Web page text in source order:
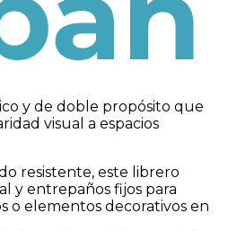
y de doble propósito que
visual a espacios
resistente, este librero
y entrepaños fijos para
o elementos decorativos en